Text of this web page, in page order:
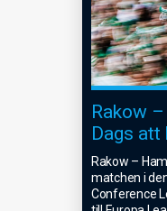
Rakow
Dags att
Rakow –
matchen i
Conference